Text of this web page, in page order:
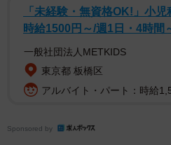
Aさんたちはその場で「建造物
れることになりました。震える
のに」と訴えるAさんですが、
す。廃墟への立ち入りはどのよ
「未経験・無資格OK!」小
時給1500円～/週1日・4時間
一般社団法人METKIDS
東京都 板橋区
アルバイト・パート：時給
Sponsored by